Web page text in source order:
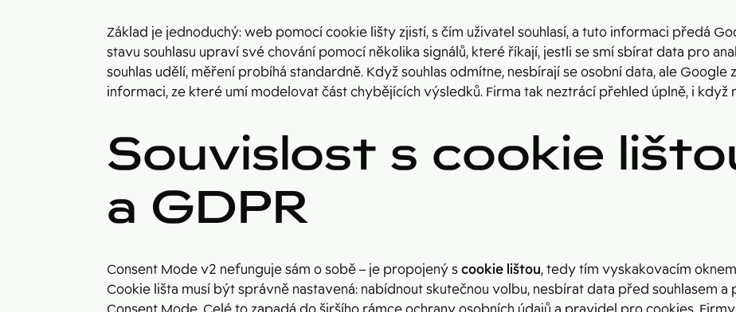
Základ je jednoduchý: web pomocí cookie lišty zjistí, s čím uživatel souhlasí, a tuto informaci předá
stavu souhlasu upraví své chování pomocí několika signálů, které říkají, jestli se smí sbírat data pro
souhlas udělí, měření probíhá standardně. Když souhlas odmítne, nesbírají se osobní data, ale Google
informaci, ze které umí modelovat část chybějících výsledků. Firma tak neztrácí přehled úplně, i když
Souvislost s cookie
a GDPR
Consent Mode v2 nefunguje sám o sobě – je propojený scookie lištou, tedy tím vyskakovacím
Cookie lišta musí být správně nastavená: nabídnout skutečnou volbu, nesbírat data před souhlasem